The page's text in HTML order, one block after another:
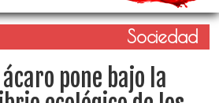
Sociedad
pone bajo la